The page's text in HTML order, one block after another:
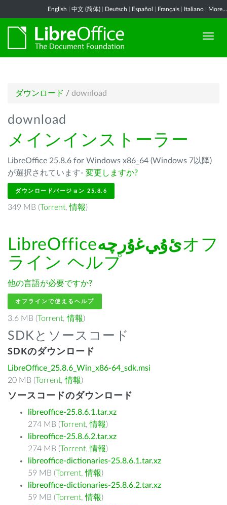
English 中文 (简体) Deutsch Español Français Italiano More...
ダウンロード / download
download
メインインストーラー
LibreOffice 25.8.6 for Windows x86_64 (Windows 7以降)
が選択されています- 変更しますか?
ダウンロードバージョン 25.8.6
349 MB (Torrent,情報)
LibreOfficeﺉۇﻲﻏۇﺭچەオフ
ライン ヘルプ
他の言語が必要ですか?
オフラインで使えるヘルプ
3.6 MB (Torrent,情報)
SDKとソースコード
SDKのダウンロード
LibreOffice_25.8.6_Win_x86-64_sdk.msi
20 MB (Torrent,情報)
ソースコードのダウンロード
libreoffice-25.8.6.1.tar.xz
274 MB (Torrent,情報)
libreoffice-25.8.6.2.tar.xz
274 MB (Torrent,情報)
libreoffice-dictionaries-25.8.6.1.tar.xz
59 MB (Torrent,情報)
libreoffice-dictionaries-25.8.6.2.tar.xz
59 MB (Torrent,情報)